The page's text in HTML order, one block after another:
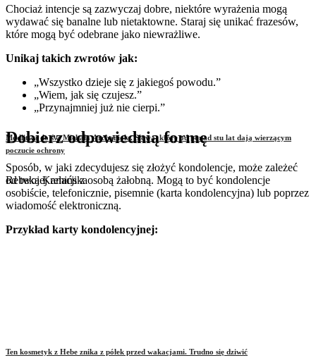
Modlitwa do św. Michała Archanioła. Słowa, które od ponad stu lat dają wierzącym
poczucie ochrony
Rebeka Kamińska
Ten kosmetyk z Hebe znika z półek przed wakacjami. Trudno się dziwić
Chociaż intencje są zazwyczaj dobre, niektóre wyrażenia mogą
wydawać się banalne lub nietaktowne. Staraj się unikać frazesów,
które mogą być odebrane jako niewrażliwe.
Unikaj takich zwrotów jak:
„Wszystko dzieje się z jakiegoś powodu.”
„Wiem, jak się czujesz.”
„Przynajmniej już nie cierpi.”
Dobierz odpowiednią formę
Sposób, w jaki zdecydujesz się złożyć kondolencje, może zależeć
od twojej relacji z osobą żałobną. Mogą to być kondolencje
osobiście, telefonicznie, pisemnie (karta kondolencyjna) lub poprzez
wiadomość elektroniczną.
Przykład karty kondolencyjnej: